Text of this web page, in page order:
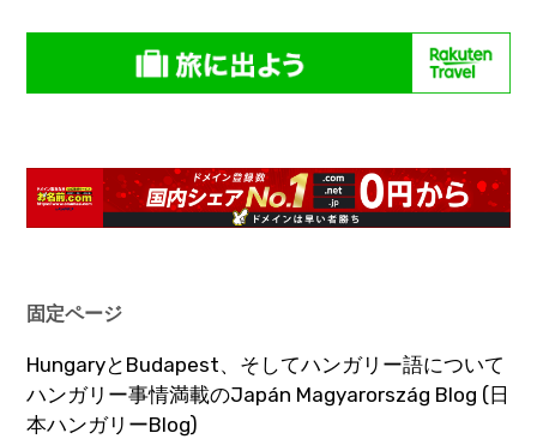
固定ページ
HungaryとBudapest、そしてハンガリー語について
ハンガリー事情満載のJapán Magyarország Blog (日
本ハンガリーBlog)